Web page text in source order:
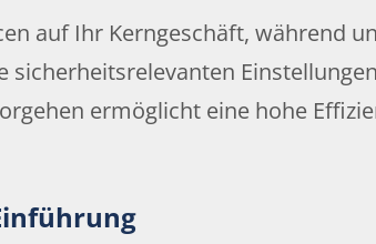
auf Ihr Kerngeschäft, während
ermöglicht eine hohe